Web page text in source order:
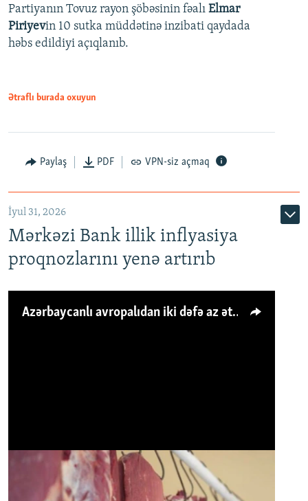
Partiyanın Tovuz rayon şöbəsinin fəalı Elmar
Piriyevin 10 sutka müddətinə inzibati qaydada
həbs edildiyi açıqlanıb.
Ətraflı burada oxuyun
Paylaş PDF VPN-siz açmaq
İyul 31, 2026
Mərkəzi Bank illik inflyasiya
proqnozlarını yenə artırıb
Azərbaycanlı avropalıdan iki dəfə az ət yeyir, amma... 'Qiymət artımı qaçılmazdır'